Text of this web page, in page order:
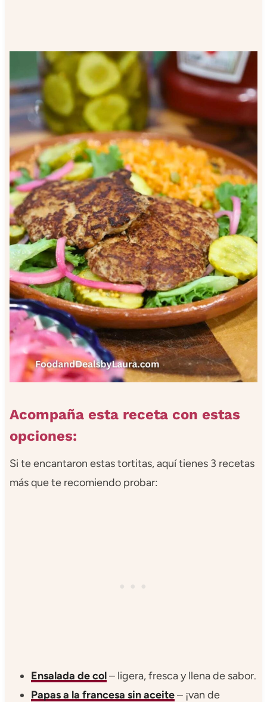
Acompaña esta receta con estas
opciones:
Si te encantaron estas tortitas, aquí tienes 3 recetas
más que te recomiendo probar:
Ensalada de col– ligera, fresca y llena de sabor.
Papas a la francesa sin aceite– ¡van de